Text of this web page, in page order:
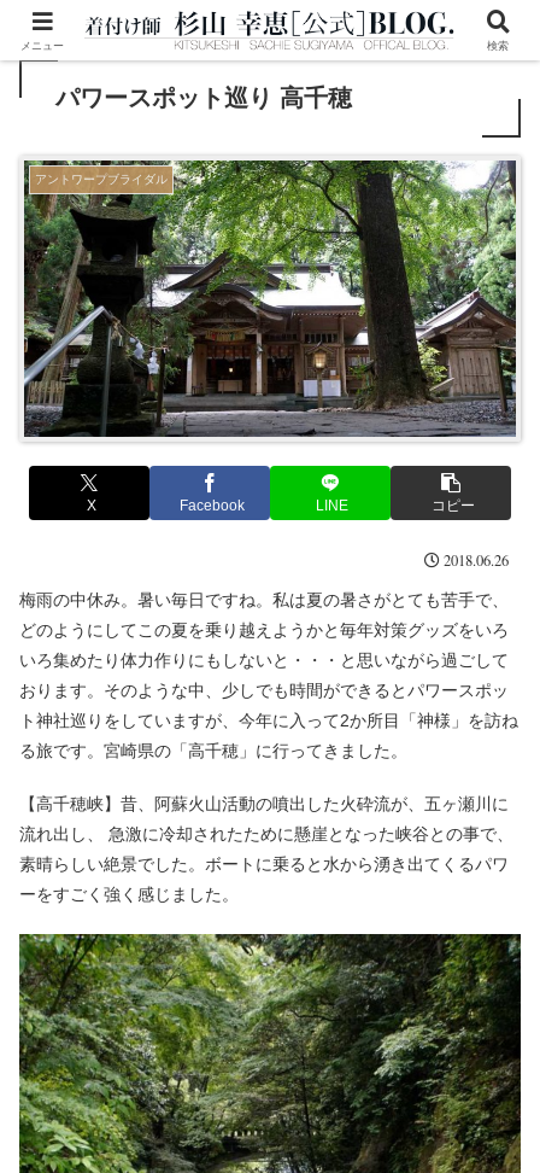
パワースポット巡り 高千穂
アントワープブライダル
X Facebook LINE コピー
2018.06.26
梅雨の中休み。暑い毎日ですね。私は夏の暑さがとても苦手で、
どのようにしてこの夏を乗り越えようかと毎年対策グッズをいろ
いろ集めたり体力作りにもしないと・・・と思いながら過ごして
おります。そのような中、少しでも時間ができるとパワースポッ
ト神社巡りをしていますが、今年に入って2か所目「神様」を訪ね
る旅です。宮崎県の「高千穂」に行ってきました。
【高千穂峡】昔、阿蘇火山活動の噴出した火砕流が、五ヶ瀬川に
流れ出し、
急激に冷却されたために懸崖となった峡谷との事で、
素晴らしい絶景でした。ボートに乗ると水から湧き出てくるパワ
ーをすごく強く感じました。
メニュー 検索